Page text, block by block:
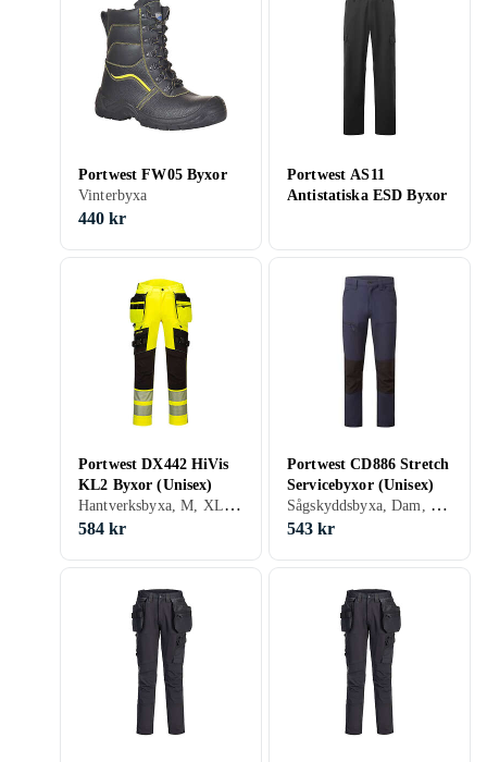
Portwest FW05 Byxor
Vinterbyxa
440 kr
Portwest AS11
Antistatiska ESD Byxor
Portwest DX442 HiVis
KL2 Byxor (Unisex)
Hantverksbyxa, M, XL, XXL, XS, XXXXXL (5XL)
584 kr
Portwest CD886 Stretch
Servicebyxor (Unisex)
Sågskyddsbyxa, Dam, Herr
543 kr